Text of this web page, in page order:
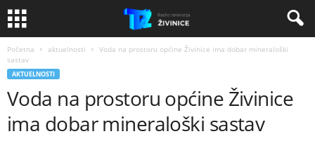
Početna aktuelnosti
Voda na prostoru općine Živinice ima dobar mineraloški
sastav
AKTUELNOSTI
Voda na prostoru općine Živinice
ima dobar mineraloški sastav